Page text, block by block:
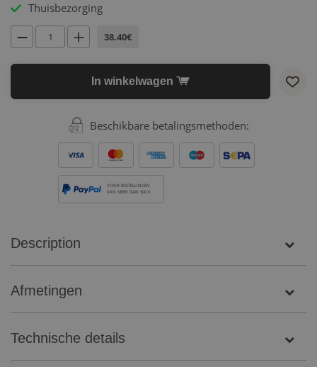
Thuisbezorging
38.40€
In winkelwagen
Beschikbare betalingsmethoden:
VOOR BESTELLINGEN
VAN MEER DAN 500 €
Description
Afmetingen
Technische details